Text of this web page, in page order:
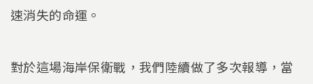
速消失的命運。
對於這場海岸保衛戰，我們陸續做了多次報導，當